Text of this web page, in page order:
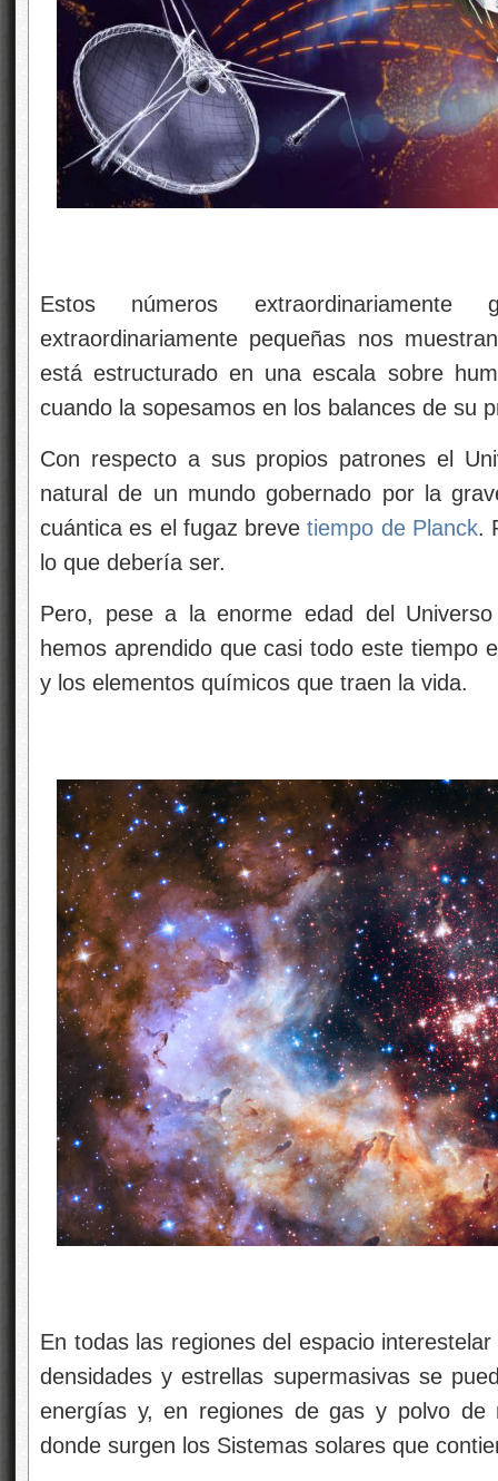
Estos números
extraordinariamente pequeñas nos
está estructurado en una escala sobre
cuando la sopesamos en los balances de su
Con respecto a sus propios patrones el
natural de un mundo gobernado por la
cuántica es el fugaz brevetiempo de Planck.
lo que debería ser.
Pero, pese a la enorme edad del
hemos aprendido que casi todo este tiempo
y los elementos químicos que traen la vida.
En todas las regiones del espacio
densidades y estrellas supermasivas se
energías y, en regiones de gas y polvo de
donde surgen los Sistemas solares que